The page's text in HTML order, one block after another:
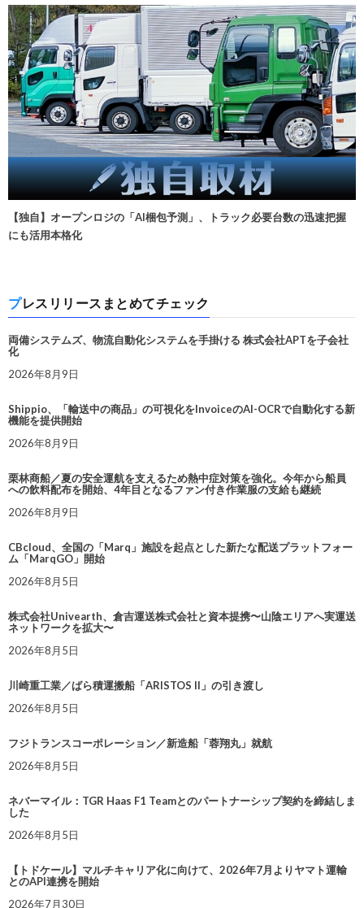
【独自】オープンロジの「AI梱包予測」、トラック必要台数の迅速把握
にも活用本格化
プレスリリースまとめてチェック
両備システムズ、物流自動化システムを手掛ける 株式会社APTを子会社
化
2026年8月9日
Shippio、「輸送中の商品」の可視化をInvoiceのAI-OCRで自動化する新
機能を提供開始
2026年8月9日
栗林商船／夏の安全運航を支えるため熱中症対策を強化。今年から船員
への飲料配布を開始、4年目となるファン付き作業服の支給も継続
2026年8月9日
CBcloud、全国の「Marq」施設を起点とした新たな配送プラットフォー
ム「MarqGO」開始
2026年8月5日
株式会社Univearth、倉吉運送株式会社と資本提携〜山陰エリアへ実運送
ネットワークを拡大〜
2026年8月5日
川崎重工業／ばら積運搬船「ARISTOS II」の引き渡し
2026年8月5日
フジトランスコーポレーション／新造船「蓉翔丸」就航
2026年8月5日
ネバーマイル：TGR Haas F1 Teamとのパートナーシップ契約を締結しま
した
2026年8月5日
【トドケール】マルチキャリア化に向けて、2026年7月よりヤマト運輸
とのAPI連携を開始
2026年7月30日